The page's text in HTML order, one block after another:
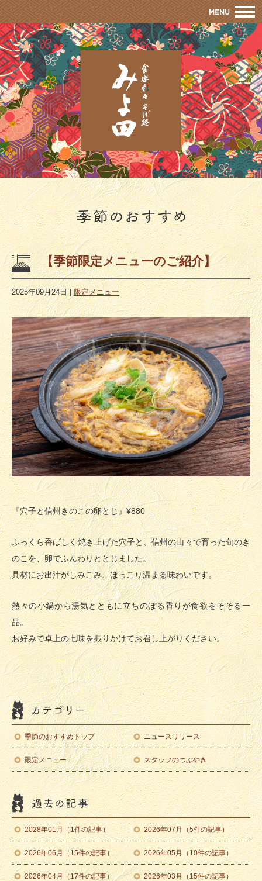
【季節限定メニューのご紹介】
2025年09月24日|限定メニュー
『穴子と信州きのこの卵とじ』¥880
ふっくら香ばしく焼き上げた穴子と、信州の山々で育った旬のき
のこを、卵でふんわりととじました。
具材にお出汁がしみこみ、ほっこり温まる味わいです。
熱々の小鍋から湯気とともに立ちのぼる香りが食欲をそそる一
品。
お好みで卓上の七味を振りかけてお召し上がりください。
季節のおすすめトップ ニュースリリース
限定メニュー スタッフのつぶやき
2028年01月（1件の記事） 2026年07月（5件の記事）
2026年06月（15件の記事） 2026年05月（10件の記事）
2026年04月（17件の記事） 2026年03月（15件の記事）